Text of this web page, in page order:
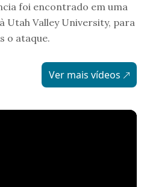
foi encontrado em uma
Utah Valley University, para
o ataque.
Ver mais vídeos